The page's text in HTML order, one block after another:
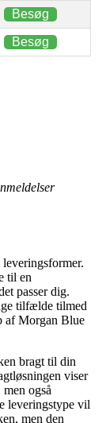
Besøg
Besøg
til en
passer dig.
tilfælde tilmed
af Morgan Blue
bragt til din
viser
også
leveringstype vil
men den